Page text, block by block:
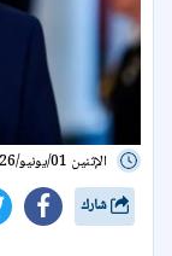
الإثنين 01/يونيو/2026 - 11:40 ص